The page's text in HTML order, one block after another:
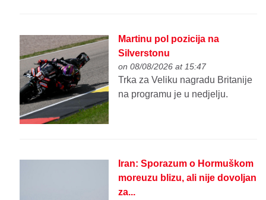
Martinu pol pozicija na
Silverstonu
on 08/08/2026 at 15:47
Trka za Veliku nagradu Britanije
na programu je u nedjelju.
Iran: Sporazum o Hormuškom
moreuzu blizu, ali nije dovoljan
za...